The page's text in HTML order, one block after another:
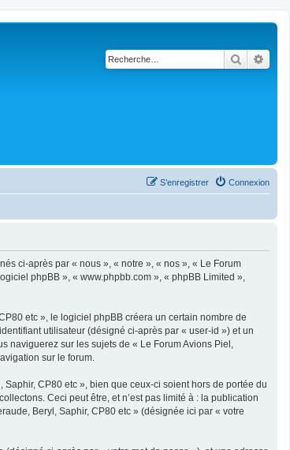
Connexion
S’enregistrer
ci-après par « nous », « notre », « nos », « Le Forum
phpBB », « www.phpbb.com », « phpBB Limited »,
etc », le logiciel phpBB créera un certain nombre de
utilisateur (désigné ci-après par « user-id ») et un
naviguerez sur les sujets de « Le Forum Avions Piel,
sur le forum.
CP80 etc », bien que ceux-ci soient hors de portée du
Ceci peut être, et n’est pas limité à : la publication
Beryl, Saphir, CP80 etc » (désignée ici par « votre